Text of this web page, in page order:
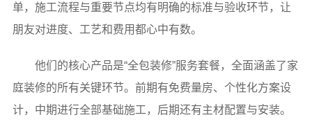
单，施工流程与重要节点均有明确的标准与验收环节，让
朋友对进度、工艺和费用都心中有数。
他们的核心产品是“全包装修”服务套餐，全面涵盖了家
庭装修的所有关键环节。前期有免费量房、个性化方案设
计，中期进行全部基础施工，后期还有主材配置与安装。